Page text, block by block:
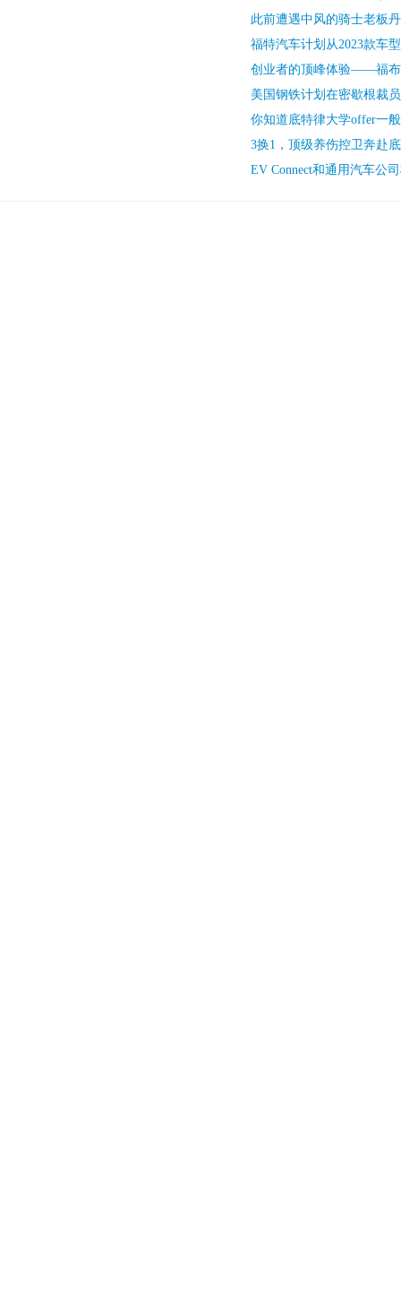
此前遭遇中风的骑士老板
福特汽车计划从2023款车
创业者的顶峰体验——福布
美国钢铁计划在密歇根裁
你知道底特律大学offer一
3换1，顶级养伤控卫奔赴
EV Connect和通用汽车公